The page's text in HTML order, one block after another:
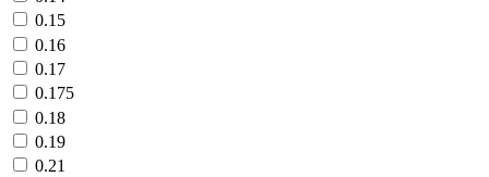
0.15
0.16
0.17
0.175
0.18
0.19
0.21